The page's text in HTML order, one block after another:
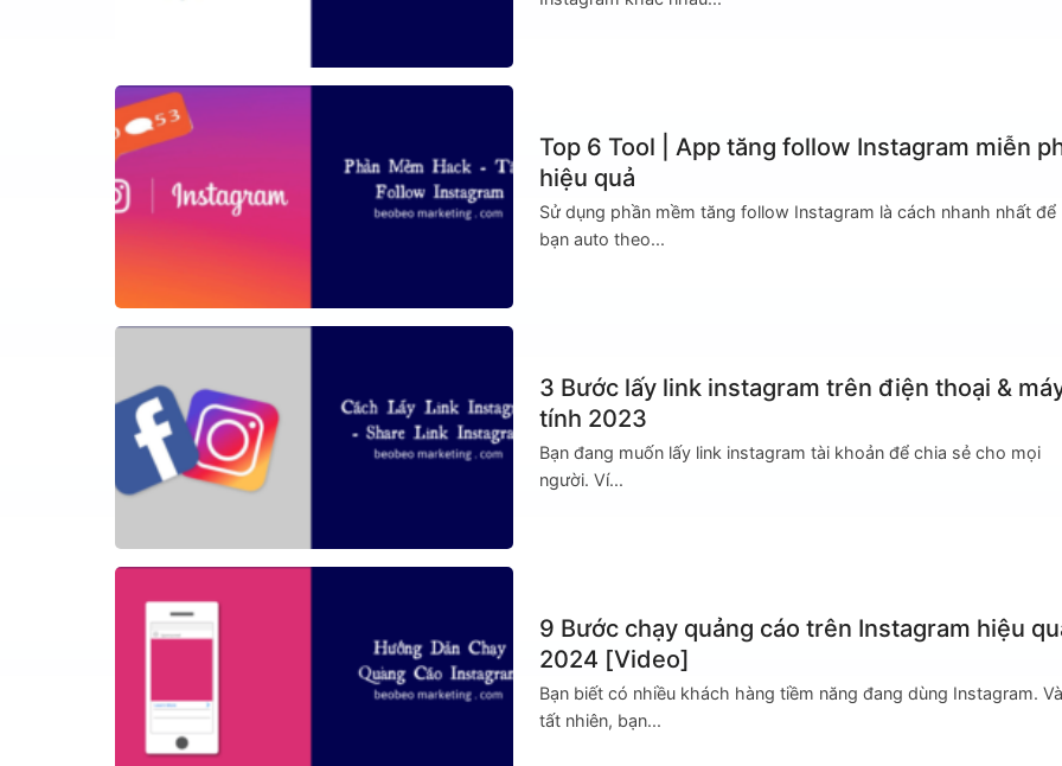
Top 6 Tool | App tăng follow Instagram miễn
hiệu quả
Sử dụng phần mềm tăng follow Instagram là cách nhanh nhất để
bạn auto theo...
3 Bước lấy link instagram trên điện thoại &
tính 2023
Bạn đang muốn lấy link instagram tài khoản để chia sẻ cho mọi
người. Ví...
9 Bước chạy quảng cáo trên Instagram hiệu
2024 [Video]
Bạn biết có nhiều khách hàng tiềm năng đang dùng Instagram. Và
tất nhiên, bạn...